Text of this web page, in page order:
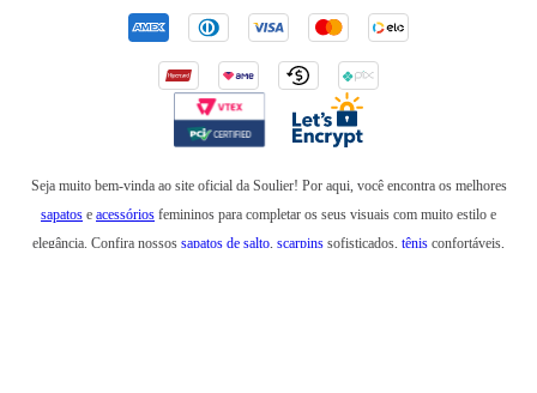
Seja muito bem-vinda ao site oficial da Soulier! Por aqui, você encontra os melhores
sapatos e acessórios femininos para completar os seus visuais com muito estilo e
elegância. Confira nossos sapatos de salto, scarpins sofisticados, tênis confortáveis,